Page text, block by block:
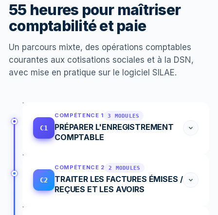
55 heures pour maîtriser
comptabilité et paie
Un parcours mixte, des opérations comptables
courantes aux cotisations sociales et à la DSN,
avec mise en pratique sur le logiciel SILAE.
C1
COMPÉTENCE 1 3 MODULES
PRÉPARER L'ENREGISTREMENT
COMPTABLE
C2
COMPÉTENCE 2 2 MODULES
TRAITER LES FACTURES ÉMISES /
REÇUES ET LES AVOIRS